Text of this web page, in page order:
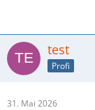
test
Profi
31. Mai 2026